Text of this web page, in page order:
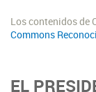
Los contenidos de
Commons
EL